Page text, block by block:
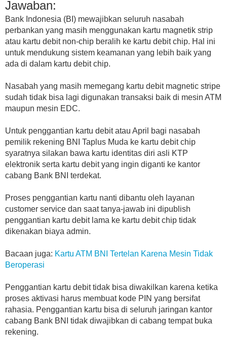
Jawaban:
Bank Indonesia (BI) mewajibkan seluruh nasabah
perbankan yang masih menggunakan kartu magnetik strip
atau kartu debit non-chip beralih ke kartu debit chip. Hal ini
untuk mendukung sistem keamanan yang lebih baik yang
ada di dalam kartu debit chip.
Nasabah yang masih memegang kartu debit magnetic stripe
sudah tidak bisa lagi digunakan transaksi baik di mesin ATM
maupun mesin EDC.
Untuk penggantian kartu debit atau April bagi nasabah
pemilik rekening BNI Taplus Muda ke kartu debit chip
syaratnya silakan bawa kartu identitas diri asli KTP
elektronik serta kartu debit yang ingin diganti ke kantor
cabang Bank BNI terdekat.
Proses penggantian kartu nanti dibantu oleh layanan
customer service dan saat tanya-jawab ini dipublish
penggantian kartu debit lama ke kartu debit chip tidak
dikenakan biaya admin.
Bacaan juga: Kartu ATM BNI Tertelan Karena Mesin Tidak
Beroperasi
Penggantian kartu debit tidak bisa diwakilkan karena ketika
proses aktivasi harus membuat kode PIN yang bersifat
rahasia. Penggantian kartu bisa di seluruh jaringan kantor
cabang Bank BNI tidak diwajibkan di cabang tempat buka
rekening.